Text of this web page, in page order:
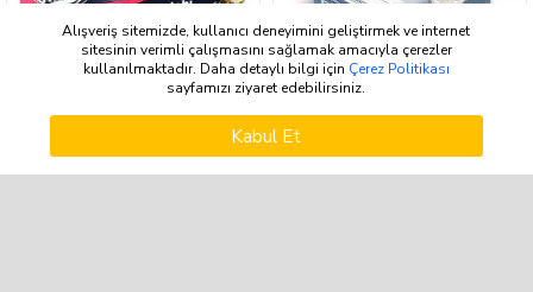
Vindex Buzdolabı Poşeti
Büyük Boy x48
Polmix Plus+ Glove Şeffaf
Eldiven XL
Alışveriş sitemizde, kullanıcı deneyimini geliştirmek ve internet
sitesinin verimli çalışmasını sağlamak amacıyla çerezler
kullanılmaktadır. Daha detaylı bilgi için Çerez Politikası
sayfamızı ziyaret edebilirsiniz.
Kabul Et
ÜRÜNLERI FILTRELE